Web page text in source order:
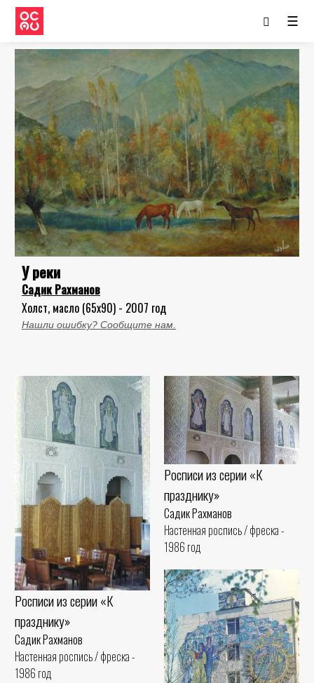
☰
У реки
Садик Рахманов
Холст, масло (65x90) - 2007 год
Нашли ошибку? Сообщите нам.
Росписи из серии «К
празднику»
Садик Рахманов
Настенная роспись / фреска -
1986 год
Росписи из серии «К
празднику»
Садик Рахманов
Настенная роспись / фреска -
1986 год